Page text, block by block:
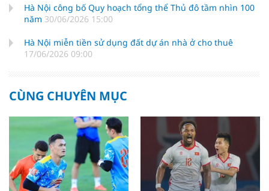
Hà Nội công bố Quy hoạch tổng thể Thủ đô tầm nhìn 100
năm 30/06/2026 15:00
Hà Nội miễn tiền sử dụng đất dự án nhà ở cho thuê
17/06/2026 09:00
CÙNG CHUYÊN MỤC